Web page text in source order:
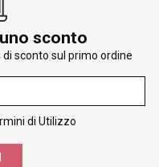
sconto
sconto sul primo ordine
di Utilizzo